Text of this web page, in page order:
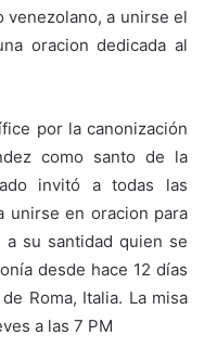
venezolano, a unirse el
oracion dedicada al
por la canonización
como santo de la
invitó a todas las
unirse en oracion para
su santidad quien se
desde hace 12 días
Roma, Italia. La misa
a las 7 PM